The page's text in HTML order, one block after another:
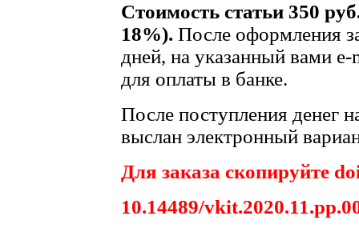
Стоимость статьи 350
18%). После оформления
дней, на указанный вами
для оплаты в банке.
После поступления денег
выслан электронный
Для заказа скопируйте
10.14489/